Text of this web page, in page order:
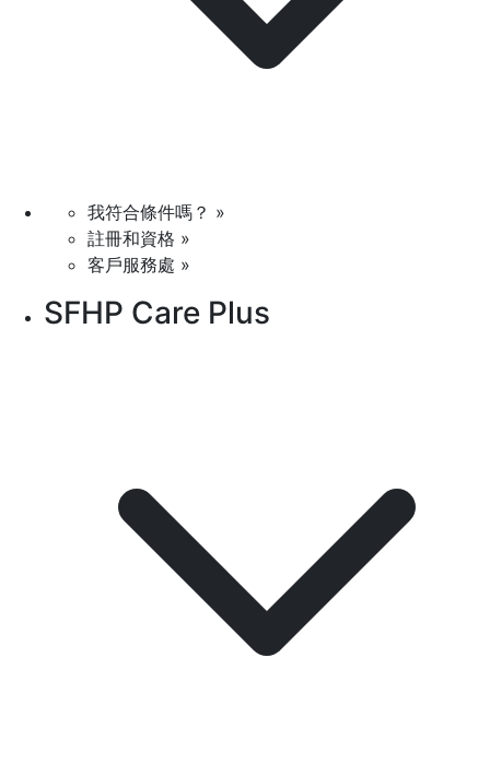
我符合條件嗎？ »
註冊和資格 »
客戶服務處 »
SFHP Care Plus